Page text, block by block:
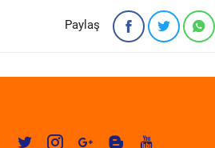
Paylaş